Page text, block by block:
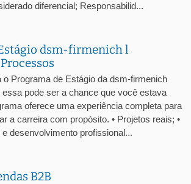
diferencial; Responsabilid...
dsm-firmenich l
Programa de Estágio da dsm-firmenich
pode ser a chance que você estava
oferece uma experiência completa para
a carreira com propósito. • Projetos reais; •
desenvolvimento profissional...
B2B